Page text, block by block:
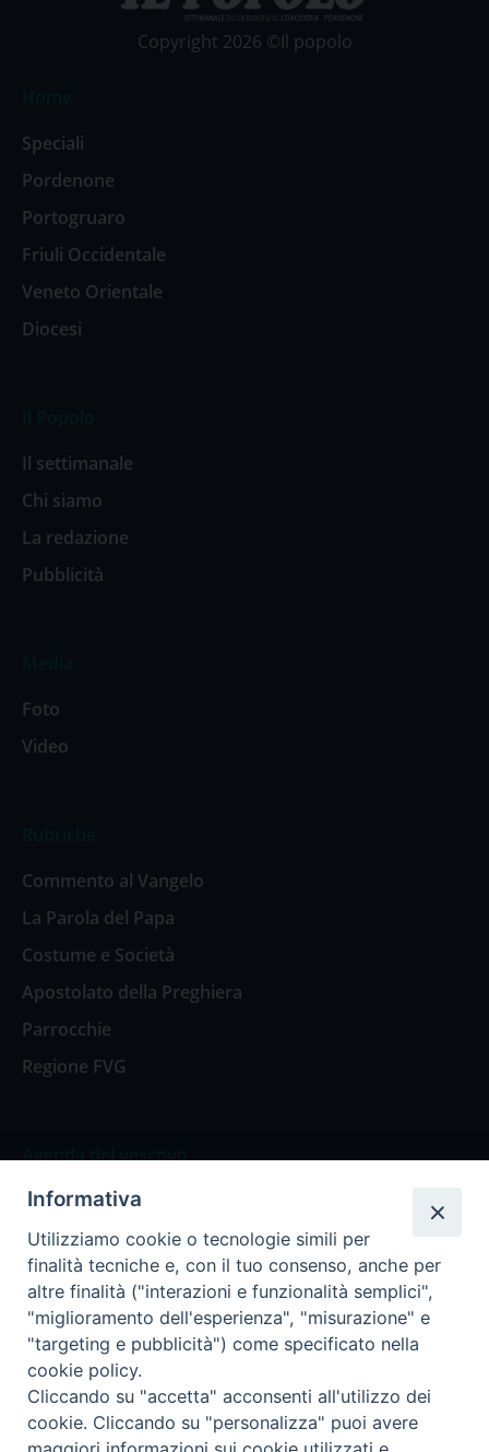
Copyright 2026 ©Il popolo
Speciali
Pordenone
Portogruaro
Friuli Occidentale
Veneto Orientale
Diocesi
Il settimanale
Chi siamo
La redazione
Pubblicità
Foto
Video
Commento al Vangelo
La Parola del Papa
Costume e Società
Apostolato della Preghiera
Parrocchie
Regione FVG
Agenda del vescovo
Agenda del vescovo
Privacy Policy Trasparenza
Termini e Condizioni
Informativa
Utilizziamo cookie o tecnologie simili per
finalità tecniche e, con il tuo consenso, anche per
altre finalità ("interazioni e funzionalità semplici",
"miglioramento dell'esperienza", "misurazione" e
"targeting e pubblicità") come specificato nella
cookie policy.
Cliccando su "accetta" acconsenti all'utilizzo dei
cookie. Cliccando su "personalizza" puoi avere